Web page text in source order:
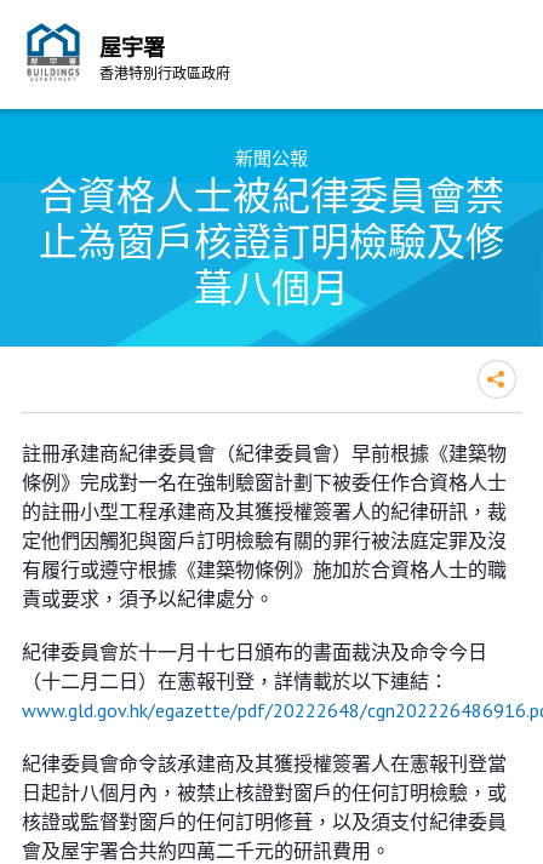
屋宇署
香港特別行政區政府
新聞公報
合資格人士被紀律委員會禁
止為窗戶核證訂明檢驗及修
葺八個月
合資格人士被紀律委員會禁止為窗
戶核證訂明檢驗及修葺八個月
註冊承建商紀律委員會（紀律委員會）早前根據《建築物
條例》完成對一名在強制驗窗計劃下被委任作合資格人士
的註冊小型工程承建商及其獲授權簽署人的紀律研訊，裁
定他們因觸犯與窗戶訂明檢驗有關的罪行被法庭定罪及沒
有履行或遵守根據《建築物條例》施加於合資格人士的職
責或要求，須予以紀律處分。
紀律委員會於十一月十七日頒布的書面裁決及命令今日
（十二月二日）在憲報刊登，詳情載於以下連結：
www.gld.gov.hk/egazette/pdf/20222648/
紀律委員會命令該承建商及其獲授權簽署人在憲報刊登當
日起計八個月內，被禁止核證對窗戶的任何訂明檢驗，或
核證或監督對窗戶的任何訂明修葺，以及須支付紀律委員
會及屋宇署合共約四萬二千元的研訊費用。